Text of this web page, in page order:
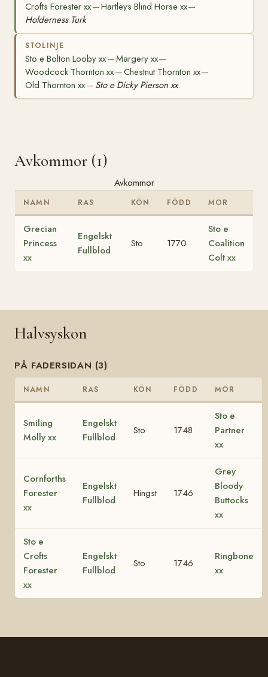
Crofts Forester xx—Hartleys Blind Horse xx—
Holderness Turk
STOLINJE
Sto e Bolton Looby xx—Margery xx—
Woodcock Thornton xx—Chestnut Thornton xx—
Old Thornton xx— Sto e Dicky Pierson xx
Avkommor (1)
Avkommor
NAMN RAS KÖN FÖDD MOR
Grecian
Princess
xx
Engelskt
Fullblod
Sto 1770
Sto e
Coalition
Colt xx
Halvsyskon
PÅ FADERSIDAN (3)
NAMN RAS KÖN FÖDD MOR
Smiling
Molly xx
Engelskt
Fullblod
Sto 1748
Sto e
Partner
xx
Cornforths
Forester
xx
Engelskt
Fullblod
Hingst 1746
Grey
Bloody
Buttocks
xx
Sto e
Crofts
Forester
xx
Engelskt
Fullblod
Sto 1746
Ringbone
xx